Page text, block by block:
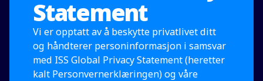
Statement
Vi er opptatt av å beskytte privatlivet ditt
og håndterer personinformasjon i samsvar
med ISS Global Privacy Statement (heretter
kalt Personvernerklæringen) og våre